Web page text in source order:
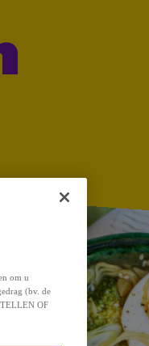
om u
(bv. de
OF